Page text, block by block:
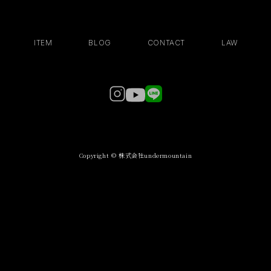
ITEM BLOG CONTACT LAW
Copyright © 株式会社undermountain